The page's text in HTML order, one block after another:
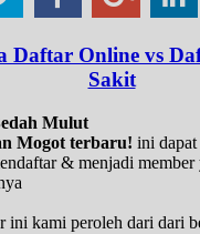
Daftar Online vs
Sakit
Mulut
Mogot terbaru! ini dapat
& menjadi
ini kami peroleh dari dari